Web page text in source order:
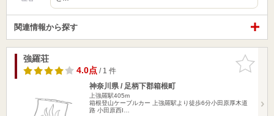
関連情報から探す
お気に入
りに追加
強羅荘
4.0点/ 1 件
神奈川県 / 足柄下郡箱根町
上強羅駅405m
箱根登山ケーブルカー 上強羅駅より徒歩6分小田原厚木道
路 小田原西I…